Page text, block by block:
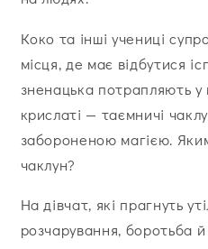
Коко та інші учениці
місця, де має відбутися
зненацька потрапляють у
крислаті — таємничі
забороненою магією.
чаклун?
На дівчат, які прагнуть
розчарування, боротьба